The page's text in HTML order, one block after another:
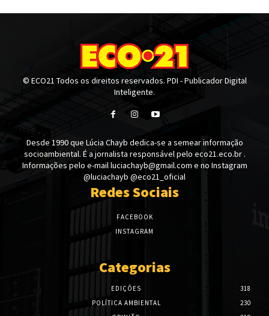
© ECO21 Todos os direitos reservados. PDI - Publicador Digital
Inteligente.
Desde 1990 que Lúcia Chayb dedica-se a semear informação
socioambiental. É a jornalista responsável pelo eco21.eco.br .
Informações pelo e-mail luciachayb@gmail.com e no Instagram
@luciachayb @eco21_oficial
Redes Sociais
FACEBOOK
INSTAGRAM
Categorias
EDIÇÕES
318
POLÍTICA AMBIENTAL
230